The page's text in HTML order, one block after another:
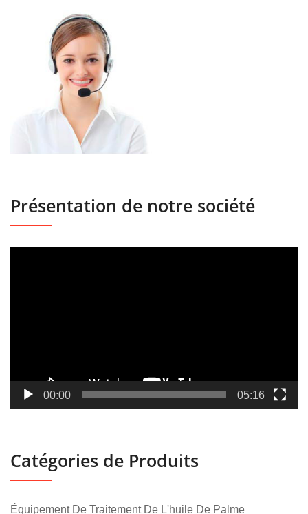
Présentation de notre société
00:00 05:16
Catégories de Produits
Équipement De Traitement De L'huile De Palme